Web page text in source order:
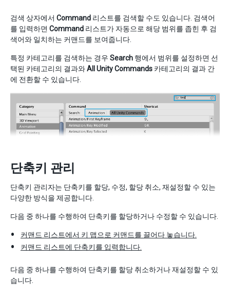
검색 상자에서 Command 리스트를 검색할 수도 있습니다. 검색어
를 입력하면 Command 리스트가 자동으로 해당 범위를 좁힌 후 검
색어와 일치하는 커맨드를 보여줍니다.
특정 카테고리를 검색하는 경우 Search 행에서 범위를 설정하면 선
택된 카테고리의 결과와All Unity Commands 카테고리의 결과 간
에 전환할 수 있습니다.
단축키 관리
단축키 관리자는 단축키를 할당, 수정, 할당 취소, 재설정할 수 있는
다양한 방식을 제공합니다.
다음 중 하나를 수행하여 단축키를 할당하거나 수정할 수 있습니다.
커맨드 리스트에서 키 맵으로 커맨드를 끌어다 놓습니다.
커맨드 리스트에 단축키를 입력합니다.
다음 중 하나를 수행하여 단축키를 할당 취소하거나 재설정할 수 있
습니다.